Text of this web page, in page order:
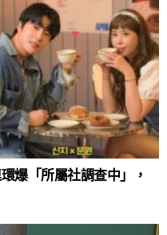
爆「所屬社調查中」，